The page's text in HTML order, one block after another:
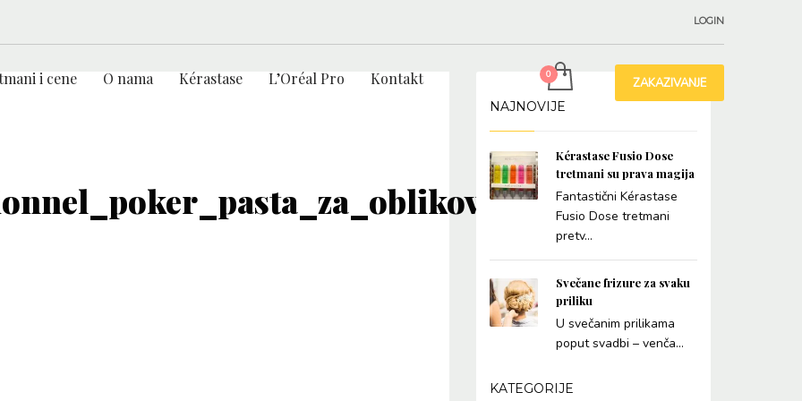
LOGIN
i cene O nama Kérastase L’Oréal Pro Kontakt ZAKAZIVANJE
NAJNOVIJE
Kérastase Fusio Dose
tretmani su prava magija
Fantastični Kérastase
Fusio Dose tretmani
pretv...
Svečane frizure za svaku
priliku
U svečanim prilikama
poput svadbi – venča...
KATEGORIJE